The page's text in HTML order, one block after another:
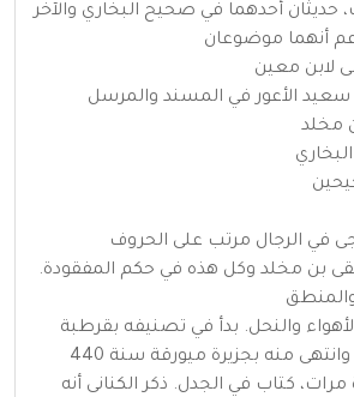
أحدهما في صحيح البخاري والآخر
أنهما موضوعان
لابن معين
الأعور في المسند والمرسل
مخلد
في الرجال مرتب على الحروف
بن مخلد وكل هذه في حكم المفقودة.
والنحل. بدأ في تصنيفه بقرطبة
سنة 418 هـ/1027 م وانتهى منه بجزيرة ميورقة سنة 440
عدة مرات، كتاب في الجدل. ذكر الكنانى أنه